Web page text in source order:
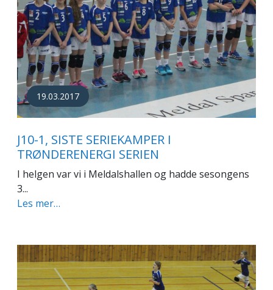
19.03.2017
J10-1, SISTE SERIEKAMPER I
TRØNDERENERGI SERIEN
I helgen var vi i Meldalshallen og hadde sesongens
3...
Les mer…